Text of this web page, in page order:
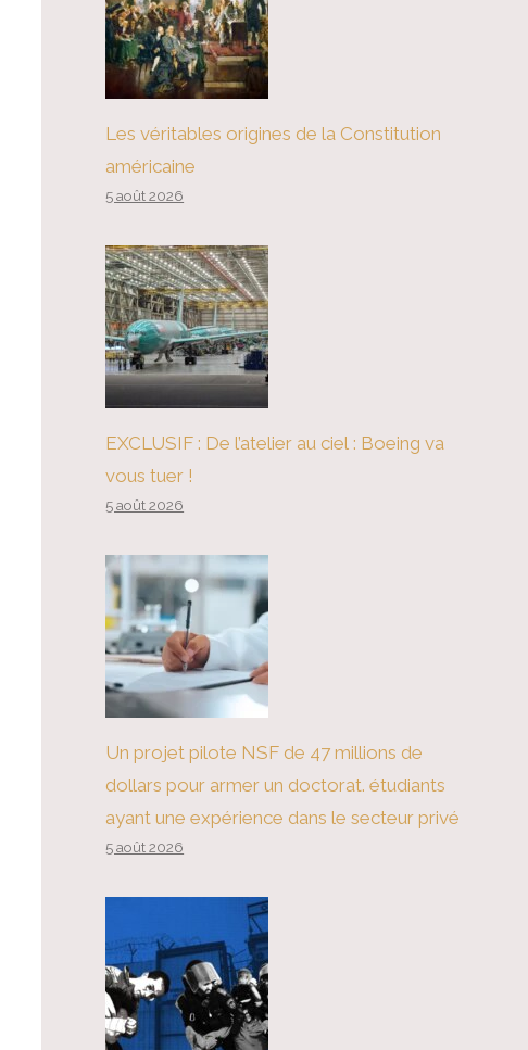
Les véritables origines de la Constitution
américaine
5 août 2026
EXCLUSIF : De l’atelier au ciel : Boeing va
vous tuer !
5 août 2026
Un projet pilote NSF de 47 millions de
dollars pour armer un doctorat. étudiants
ayant une expérience dans le secteur privé
5 août 2026